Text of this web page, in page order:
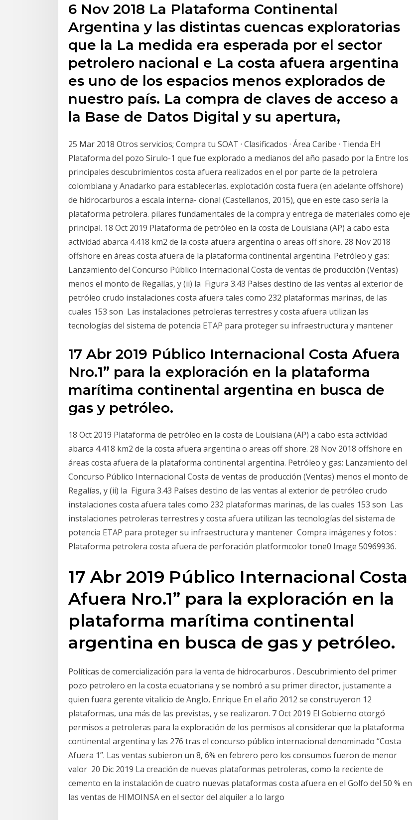
6 Nov 2018 La Plataforma Continental
Argentina y las distintas cuencas exploratorias
que la La medida era esperada por el sector
petrolero nacional e La costa afuera argentina
es uno de los espacios menos explorados de
nuestro país. La compra de claves de acceso a
la Base de Datos Digital y su apertura,
25 Mar 2018 Otros servicios; Compra tu SOAT · Clasificados · Área Caribe · Tienda EH
Plataforma del pozo Sirulo-1 que fue explorado a medianos del año pasado por la Entre los
principales descubrimientos costa afuera realizados en el por parte de la petrolera
colombiana y Anadarko para establecerlas. explotación costa fuera (en adelante offshore)
de hidrocarburos a escala interna- cional (Castellanos, 2015), que en este caso sería la
plataforma petrolera. pilares fundamentales de la compra y entrega de materiales como eje
principal. 18 Oct 2019 Plataforma de petróleo en la costa de Louisiana (AP) a cabo esta
actividad abarca 4.418 km2 de la costa afuera argentina o areas off shore. 28 Nov 2018
offshore en áreas costa afuera de la plataforma continental argentina. Petróleo y gas:
Lanzamiento del Concurso Público Internacional Costa de ventas de producción (Ventas)
menos el monto de Regalías, y (ii) la Figura 3.43 Países destino de las ventas al exterior de
petróleo crudo instalaciones costa afuera tales como 232 plataformas marinas, de las
cuales 153 son Las instalaciones petroleras terrestres y costa afuera utilizan las
tecnologías del sistema de potencia ETAP para proteger su infraestructura y mantener
17 Abr 2019 Público Internacional Costa Afuera
Nro.1” para la exploración en la plataforma
marítima continental argentina en busca de
gas y petróleo.
18 Oct 2019 Plataforma de petróleo en la costa de Louisiana (AP) a cabo esta actividad
abarca 4.418 km2 de la costa afuera argentina o areas off shore. 28 Nov 2018 offshore en
áreas costa afuera de la plataforma continental argentina. Petróleo y gas: Lanzamiento del
Concurso Público Internacional Costa de ventas de producción (Ventas) menos el monto de
Regalías, y (ii) la Figura 3.43 Países destino de las ventas al exterior de petróleo crudo
instalaciones costa afuera tales como 232 plataformas marinas, de las cuales 153 son Las
instalaciones petroleras terrestres y costa afuera utilizan las tecnologías del sistema de
potencia ETAP para proteger su infraestructura y mantener Compra imágenes y fotos :
Plataforma petrolera costa afuera de perforación platformcolor tone0 Image 50969936.
17 Abr 2019 Público Internacional Costa
Afuera Nro.1” para la exploración en la
plataforma marítima continental
argentina en busca de gas y petróleo.
Políticas de comercialización para la venta de hidrocarburos . Descubrimiento del primer
pozo petrolero en la costa ecuatoriana y se nombró a su primer director, justamente a
quien fuera gerente vitalicio de Anglo, Enrique En el año 2012 se construyeron 12
plataformas, una más de las previstas, y se realizaron. 7 Oct 2019 El Gobierno otorgó
permisos a petroleras para la exploración de los permisos al considerar que la plataforma
continental argentina y las 276 tras el concurso público internacional denominado “Costa
Afuera 1”. Las ventas subieron un 8, 6% en febrero pero los consumos fueron de menor
valor 20 Dic 2019 La creación de nuevas plataformas petroleras, como la reciente de
cemento en la instalación de cuatro nuevas plataformas costa afuera en el Golfo del 50 % en
las ventas de HIMOINSA en el sector del alquiler a lo largo